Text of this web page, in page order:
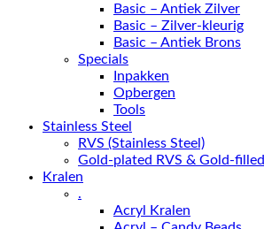
Basic – Antiek Zilver
Basic – Zilver-kleurig
Basic – Antiek Brons
Specials
Inpakken
Opbergen
Tools
Stainless Steel
RVS (Stainless Steel)
Gold-plated RVS & Gold-filled
Kralen
.
Acryl Kralen